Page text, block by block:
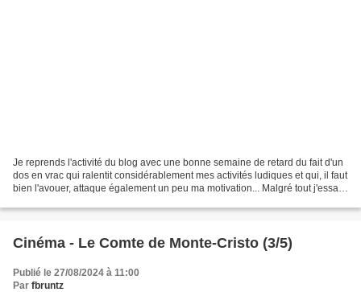
Je reprends l'activité du blog avec une bonne semaine de retard du fait d'un
dos en vrac qui ralentit considérablement mes activités ludiques et qui, il faut
bien l'avouer, attaque également un peu ma motivation... Malgré tout j'essaie
Cinéma - Le Comte de Monte-Cristo (3/5)
Publié le 27/08/2024 à 11:00
Par fbruntz